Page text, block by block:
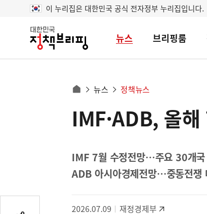
이 누리집은 대한민국 공식 전자정부 누리집입니다.
대
민
뉴스 브리핑룸
으
뉴스 정책뉴스
IMF·ADB, 올
IMF 7월 수정전망…주요 30개국
ADB 아시아경제전망…중동전쟁
2026.07.09 재정경제부